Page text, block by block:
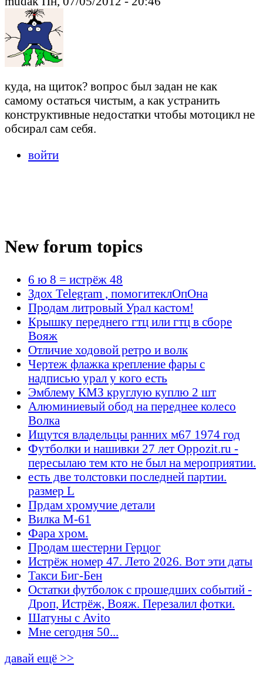
куда, на щиток? вопрос был задан не как
самому остаться чистым, а как устранить
конструктивные недостатки чтобы мотоцикл не
обсирал сам себя.
войти
New forum topics
6 ю 8 = истрёж 48
Здох Telegram , помогитеклОпОна
Продам литровый Урал кастом!
Крышку переднего гтц или гтц в сборе
Вояж
Отличие ходовой ретро и волк
Чертеж флажка крепление фары с
надписью урал у кого есть
Эмблему КМЗ круглую куплю 2 шт
Алюминиевый обод на переднее колесо
Волка
Ищутся владельцы ранних м67 1974 год
Футболки и нашивки 27 лет Oppozit.ru -
пересылаю тем кто не был на мероприятии.
есть две толстовки последней партии.
размер L
Прдам хромучие детали
Вилка М-61
Фара хром.
Продам шестерни Герцог
Истрёж номер 47. Лето 2026. Вот эти даты
Такси Биг-Бен
Остатки футболок с прошедших событий -
Дроп, Истрёж, Вояж. Перезалил фотки.
Шатуны с Avito
Мне сегодня 50...
давай ещё >>